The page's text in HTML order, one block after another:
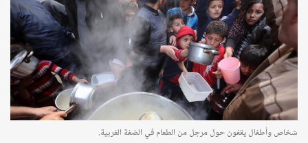
شخاص وأطفال يقفون حول مرجل من الطعام في الضفة الغربية.